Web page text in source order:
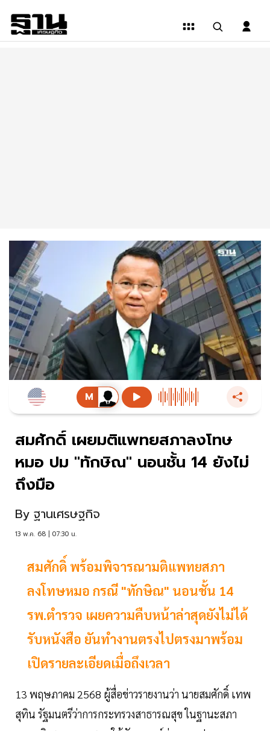
สมศักดิ์ เผยมติแพทยสภาลงโทษ
หมอ ปม "ทักษิณ" นอนชั้น 14 ยังไม่
ถึงมือ
By ฐานเศรษฐกิจ
13 พ.ค. 68 | 07:30 น.
สมศักดิ์ พร้อมพิจารณามติแพทยสภา
ลงโทษหมอ กรณี "ทักษิณ" นอนชั้น 14
รพ.ตำรวจ เผยความคืบหน้าล่าสุดยังไม่ได้
รับหนังสือ ยันทำงานตรงไปตรงมาพร้อม
เปิดรายละเอียดเมื่อถึงเวลา
13 พฤษภาคม 2568 ผู้สื่อข่าวรายงานว่า นายสมศักดิ์ เทพ
สุทิน รัฐมนตรีว่าการกระทรวงสาธารณสุข ในฐานะสภา